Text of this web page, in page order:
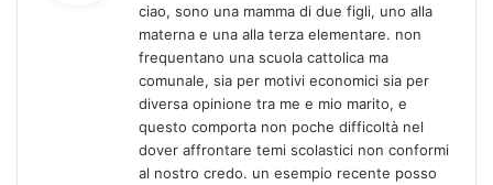
e
t
t
o
ciao, sono una mamma di due figli, uno alla
materna e una alla terza elementare. non
frequentano una scuola cattolica ma
comunale, sia per motivi economici sia per
diversa opinione tra me e mio marito, e
questo comporta non poche difficoltà nel
dover affrontare temi scolastici non conformi
al nostro credo. un esempio recente posso